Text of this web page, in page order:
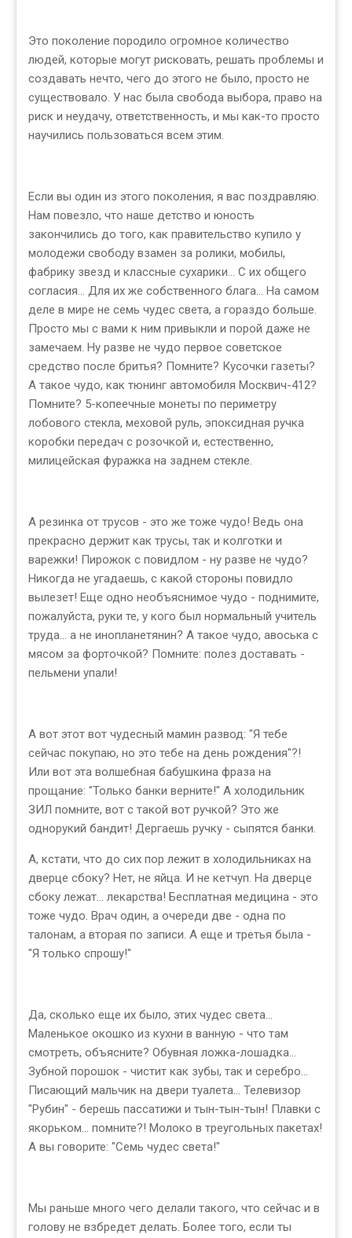
Это поколение породило огромное количество
людей, которые могут рисковать, решать проблемы и
создавать нечто, чего до этого не было, просто не
существовало. У нас была свобода выбора, право на
риск и неудачу, ответственность, и мы как-то просто
научились пользоваться всем этим.
Если вы один из этого поколения, я вас поздравляю.
Нам повезло, что наше детство и юность
закончились до того, как правительство купило у
молодежи свободу взамен за ролики, мобилы,
фабрику звезд и классные сухарики... С их общего
согласия... Для их же собственного блага... На самом
деле в мире не семь чудес света, а гораздо больше.
Просто мы с вами к ним привыкли и порой даже не
замечаем. Ну разве не чудо первое советское
средство после бритья? Помните? Кусочки газеты?
А такое чудо, как тюнинг автомобиля Москвич-412?
Помните? 5-копеечные монеты по периметру
лобового стекла, меховой руль, эпоксидная ручка
коробки передач с розочкой и, естественно,
милицейская фуражка на заднем стекле.
А резинка от трусов - это же тоже чудо! Ведь она
прекрасно держит как трусы, так и колготки и
варежки! Пирожок с повидлом - ну разве не чудо?
Никогда не угадаешь, с какой стороны повидло
вылезет! Еще одно необъяснимое чудо - поднимите,
пожалуйста, руки те, у кого был нормальный учитель
труда... а не инопланетянин? А такое чудо, авоська с
мясом за форточкой? Помните: полез доставать -
пельмени упали!
А вот этот вот чудесный мамин развод: "Я тебе
сейчас покупаю, но это тебе на день рождения"?!
Или вот эта волшебная бабушкина фраза на
прощание: "Только банки верните!" А холодильник
ЗИЛ помните, вот с такой вот ручкой? Это же
однорукий бандит! Дергаешь ручку - cыпятся банки.
А, кстати, что до сих пор лежит в холодильниках на
дверце сбоку? Нет, не яйца. И не кетчуп. На дверце
сбоку лежат... лекарства! Бесплатная медицина - это
тоже чудо. Врач один, а очереди две - одна по
талонам, а вторая по записи. А еще и третья была -
"Я только спрошу!"
Да, сколько еще их было, этих чудес света...
Маленькое окошко из кухни в ванную - что там
смотреть, объясните? Обувная ложка-лошадка...
Зубной порошок - чистит как зубы, так и серебро...
Писающий мальчик на двери туалета... Телевизор
"Рубин" - берешь пассатижи и тын-тын-тын! Плавки с
якорьком... помните?! Молоко в треугольных пакетах!
А вы говорите: "Семь чудес света!"
Мы раньше много чего делали такого, что сейчас и в
голову не взбредет делать. Более того, если ты